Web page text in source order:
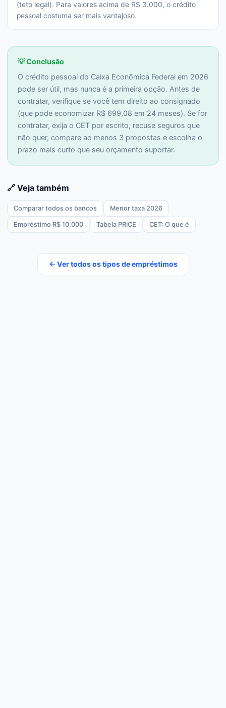
(teto legal). Para valores acima de R$ 3.000, o crédito
pessoal costuma ser mais vantajoso.
💡 Conclusão
O crédito pessoal do Caixa Econômica Federal em 2026
pode ser útil, mas nunca é a primeira opção. Antes de
contratar, verifique se você tem direito ao consignado
(que pode economizar R$ 699,08 em 24 meses). Se for
contratar, exija o CET por escrito, recuse seguros que
não quer, compare ao menos 3 propostas e escolha o
prazo mais curto que seu orçamento suportar.
🔗 Veja também
Comparar todos os bancos Menor taxa 2026
Empréstimo R$ 10.000 Tabela PRICE CET: O que é
← Ver todos os tipos de empréstimos